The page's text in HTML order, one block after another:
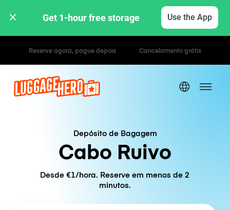
Get 1-hour free storage Use the App
Tarifas horárias / diárias
Depósito de Bagagem
Cabo Ruivo
Desde €1/hora. Reserve em menos de 2
minutos.